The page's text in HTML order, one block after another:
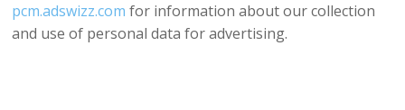
pcm.adswizz.com for information about our collection
and use of personal data for advertising.